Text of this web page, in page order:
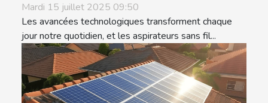
Mardi 15 juillet 2025 09:50
Les avancées technologiques transforment chaque
jour notre quotidien, et les aspirateurs sans fil...